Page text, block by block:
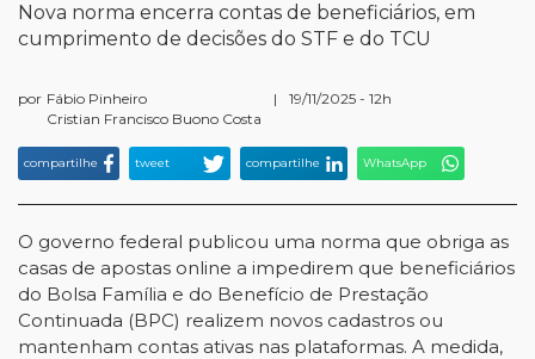
Nova norma encerra contas de beneficiários, em
cumprimento de decisões do STF e do TCU
por Fábio Pinheiro
Cristian Francisco Buono Costa
| 19/11/2025 - 12h
compartilhe tweet compartilhe WhatsApp
O governo federal publicou uma norma que obriga as
casas de apostas online a impedirem que beneficiários
do Bolsa Família e do Benefício de Prestação
Continuada (BPC) realizem novos cadastros ou
mantenham contas ativas nas plataformas. A medida,